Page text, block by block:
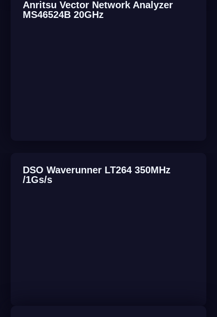
Anritsu Vector Network Analyzer
MS46524B 20GHz
DSO Waverunner LT264 350MHz
/1Gs/s